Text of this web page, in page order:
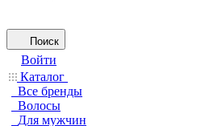
Поиск
Войти
Каталог
Все бренды
Волосы
Для мужчин